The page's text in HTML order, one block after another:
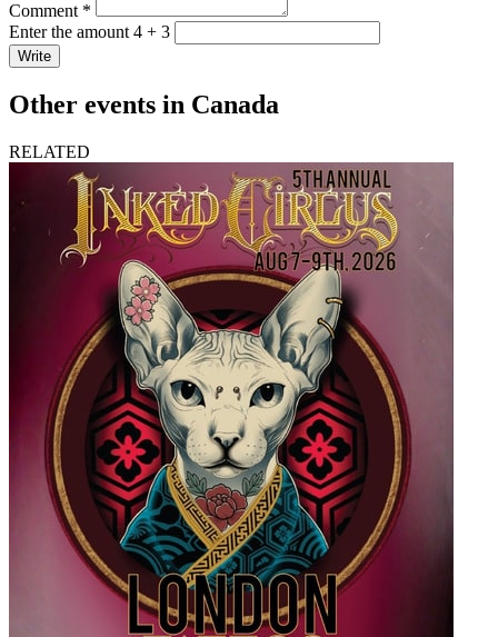
Comment *
Enter the amount 4 + 3
Write
Other events in Canada
RELATED